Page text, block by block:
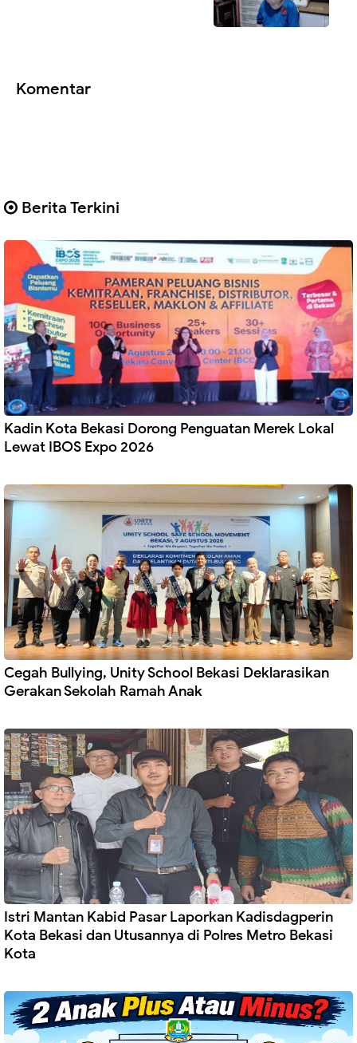
Komentar
Berita Terkini
Kadin Kota Bekasi Dorong Penguatan Merek Lokal
Lewat IBOS Expo 2026
Cegah Bullying, Unity School Bekasi Deklarasikan
Gerakan Sekolah Ramah Anak
Istri Mantan Kabid Pasar Laporkan Kadisdagperin
Kota Bekasi dan Utusannya di Polres Metro Bekasi
Kota